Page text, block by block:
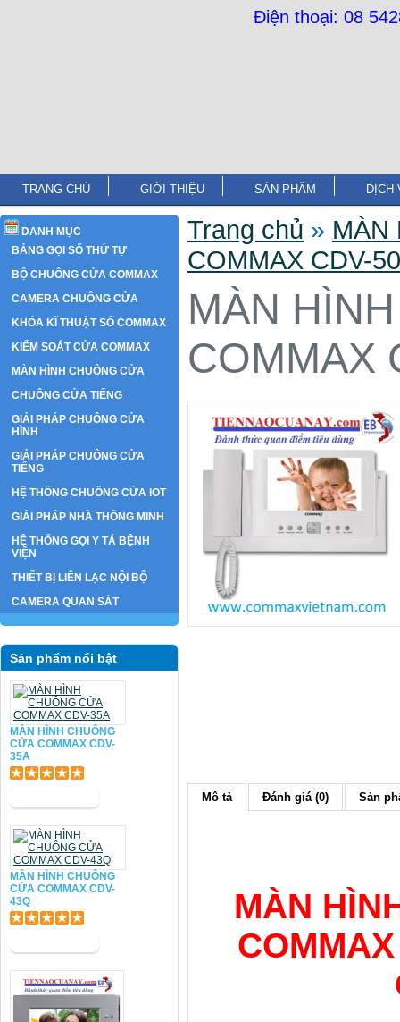
Điện thoại: 08
TRANG CHỦ GIỚI THIỆU SẢN PHẨM DỊCH
DANH MỤC
BẢNG GỌI SỐ THỨ TỰ
BỘ CHUÔNG CỬA COMMAX
CAMERA CHUÔNG CỬA
KHÓA KĨ THUẬT SỐ COMMAX
KIỂM SOÁT CỬA COMMAX
MÀN HÌNH CHUÔNG CỬA
CHUÔNG CỬA TIẾNG
GIẢI PHÁP CHUÔNG CỬA
HÌNH
GIẢI PHÁP CHUÔNG CỬA
TIẾNG
HỆ THỐNG CHUÔNG CỬA IOT
GIẢI PHÁP NHÀ THÔNG MINH
HỆ THỐNG GỌI Y TÁ BỆNH
VIỆN
THIẾT BỊ LIÊN LẠC NỘI BỘ
CAMERA QUAN SÁT
Sản phẩm nổi bật
MÀN HÌNH CHUÔNG
CỬA COMMAX CDV-
35A
MÀN HÌNH CHUÔNG
CỬA COMMAX CDV-
43Q
Trang chủ » MÀN
COMMAX CDV-
MÀN
COMMAX
Mô tả Đánh giá (0) Sản
MÀN